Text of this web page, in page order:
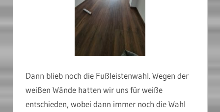
Dann blieb noch die Fußleistenwahl. Wegen der
weißen Wände hatten wir uns für weiße
entschieden, wobei dann immer noch die Wahl